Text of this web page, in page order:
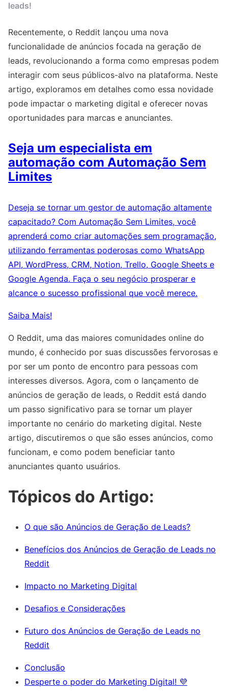
leads!
Recentemente, o Reddit lançou uma nova
funcionalidade de anúncios focada na geração de
leads, revolucionando a forma como empresas podem
interagir com seus públicos-alvo na plataforma. Neste
artigo, exploramos em detalhes como essa novidade
pode impactar o marketing digital e oferecer novas
oportunidades para marcas e anunciantes.
Seja um especialista em
automação com Automação Sem
Limites
Deseja se tornar um gestor de automação altamente
capacitado? Com Automação Sem Limites, você
aprenderá como criar automações sem programação,
utilizando ferramentas poderosas como WhatsApp
API, WordPress, CRM, Notion, Trello, Google Sheets e
Google Agenda. Faça o seu negócio prosperar e
alcance o sucesso profissional que você merece.
Saiba Mais!
O Reddit, uma das maiores comunidades online do
mundo, é conhecido por suas discussões fervorosas e
por ser um ponto de encontro para pessoas com
interesses diversos. Agora, com o lançamento de
anúncios de geração de leads, o Reddit está dando
um passo significativo para se tornar um player
importante no cenário do marketing digital. Neste
artigo, discutiremos o que são esses anúncios, como
funcionam, e como podem beneficiar tanto
anunciantes quanto usuários.
Tópicos do Artigo:
O que são Anúncios de Geração de Leads?
Benefícios dos Anúncios de Geração de Leads no
Reddit
Impacto no Marketing Digital
Desafios e Considerações
Futuro dos Anúncios de Geração de Leads no
Reddit
Conclusão
Desperte o poder do Marketing Digital! 💜